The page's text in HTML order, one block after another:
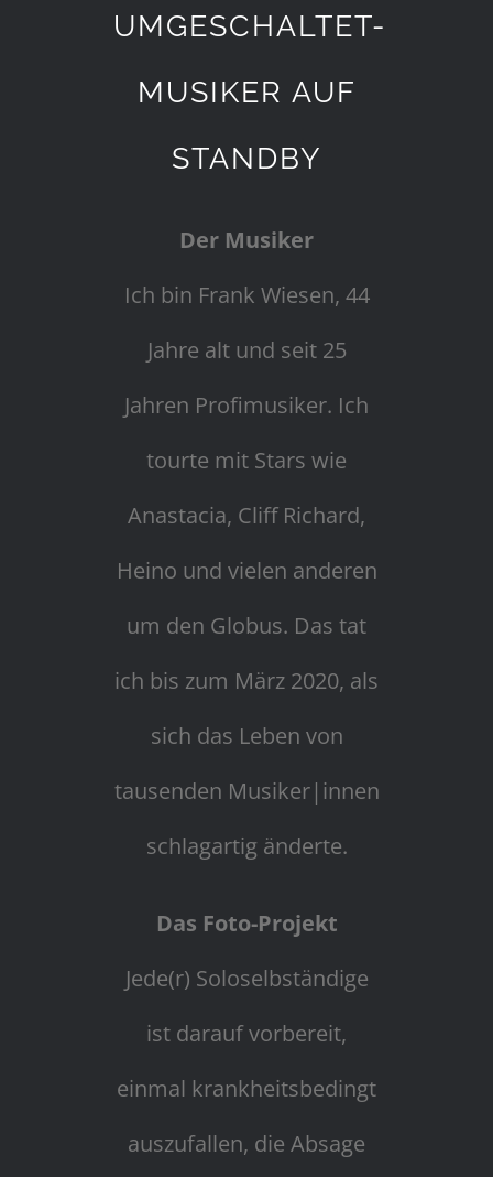
UMGESCHALTET-
MUSIKER AUF
STANDBY
Der Musiker
Ich bin Frank Wiesen, 44
Jahre alt und seit 25
Jahren Profimusiker. Ich
tourte mit Stars wie
Anastacia, Cliff Richard,
Heino und vielen anderen
um den Globus. Das tat
ich bis zum März 2020, als
sich das Leben von
tausenden Musiker|innen
schlagartig änderte.
Das Foto-Projekt
Jede(r) Soloselbständige
ist darauf vorbereit,
einmal krankheitsbedingt
auszufallen, die Absage